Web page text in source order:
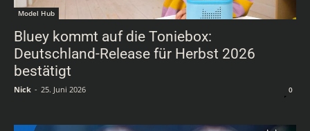
Model Hub
Bluey kommt auf die Toniebox:
Deutschland-Release für Herbst 2026
bestätigt
Nick - 25. Juni 2026 0